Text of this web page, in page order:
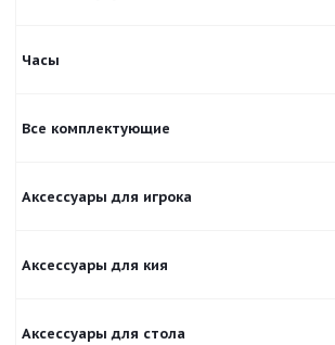
Часы
Все комплектующие
Аксессуары для игрока
Аксессуары для кия
Аксессуары для стола